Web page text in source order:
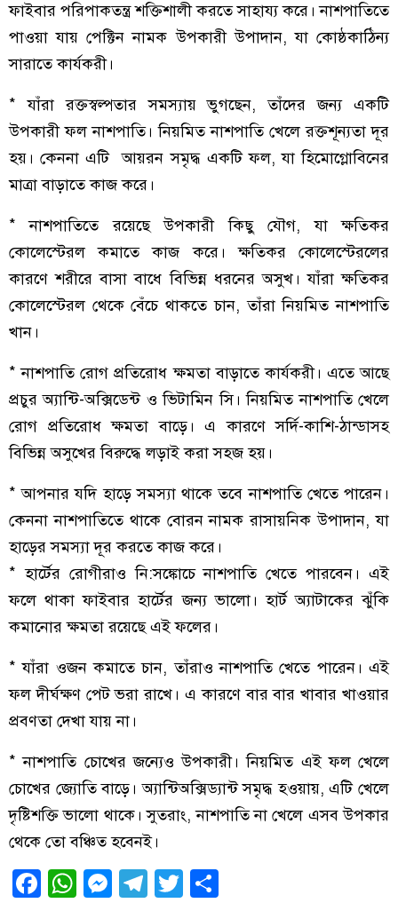
ফাইবার পরিপাকতন্ত্র শক্তিশালী করতে সাহায্য করে। নাশপাতিতে
পাওয়া যায় পেক্টিন নামক উপকারী উপাদান, যা কোষ্ঠকাঠিন্য
সারাতে কার্যকরী।
* যাঁরা রক্তস্বল্পতার সমস্যায় ভুগছেন, তাঁদের জন্য একটি
উপকারী ফল নাশপাতি। নিয়মিত নাশপাতি খেলে রক্তশূন্যতা দূর
হয়। কেননা এটি আয়রন সমৃদ্ধ একটি ফল, যা হিমোগ্লোবিনের
মাত্রা বাড়াতে কাজ করে।
* নাশপাতিতে রয়েছে উপকারী কিছু যৌগ, যা ক্ষতিকর
কোলেস্টেরল কমাতে কাজ করে। ক্ষতিকর কোলেস্টেরলের
কারণে শরীরে বাসা বাধে বিভিন্ন ধরনের অসুখ। যাঁরা ক্ষতিকর
কোলেস্টেরল থেকে বেঁচে থাকতে চান, তাঁরা নিয়মিত নাশপাতি
খান।
* নাশপাতি রোগ প্রতিরোধ ক্ষমতা বাড়াতে কার্যকরী। এতে আছে
প্রচুর অ্যান্টি-অক্সিডেন্ট ও ভিটামিন সি। নিয়মিত নাশপাতি খেলে
রোগ প্রতিরোধ ক্ষমতা বাড়ে। এ কারণে সর্দি-কাশি-ঠান্ডাসহ
বিভিন্ন অসুখের বিরুদ্ধে লড়াই করা সহজ হয়।
* আপনার যদি হাড়ে সমস্যা থাকে তবে নাশপাতি খেতে পারেন।
কেননা নাশপাতিতে থাকে বোরন নামক রাসায়নিক উপাদান, যা
হাড়ের সমস্যা দূর করতে কাজ করে।
* হার্টের রোগীরাও নি:সঙ্কোচে নাশপাতি খেতে পারবেন। এই
ফলে থাকা ফাইবার হার্টের জন্য ভালো। হার্ট অ্যাটাকের ঝুঁকি
কমানোর ক্ষমতা রয়েছে এই ফলের।
* যাঁরা ওজন কমাতে চান, তাঁরাও নাশপাতি খেতে পারেন। এই
ফল দীর্ঘক্ষণ পেট ভরা রাখে। এ কারণে বার বার খাবার খাওয়ার
প্রবণতা দেখা যায় না।
* নাশপাতি চোখের জন্যেও উপকারী। নিয়মিত এই ফল খেলে
চোখের জ্যোতি বাড়ে। অ্যান্টিঅক্সিড্যান্ট সমৃদ্ধ হওয়ায়, এটি খেলে
দৃষ্টিশক্তি ভালো থাকে। সুতরাং, নাশপাতি না খেলে এসব উপকার
থেকে তো বঞ্চিত হবেনই।
Facebook
WhatsApp
Messenger
Telegram
Twitter